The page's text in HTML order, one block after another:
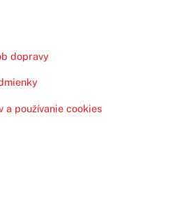
dopravy
a používanie cookies